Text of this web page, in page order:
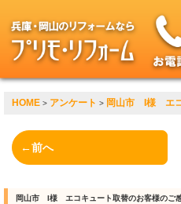
HOME > アンケート > 岡山市 I様 エコ
←前へ
岡山市 I様 エコキュート取替のお客様のご